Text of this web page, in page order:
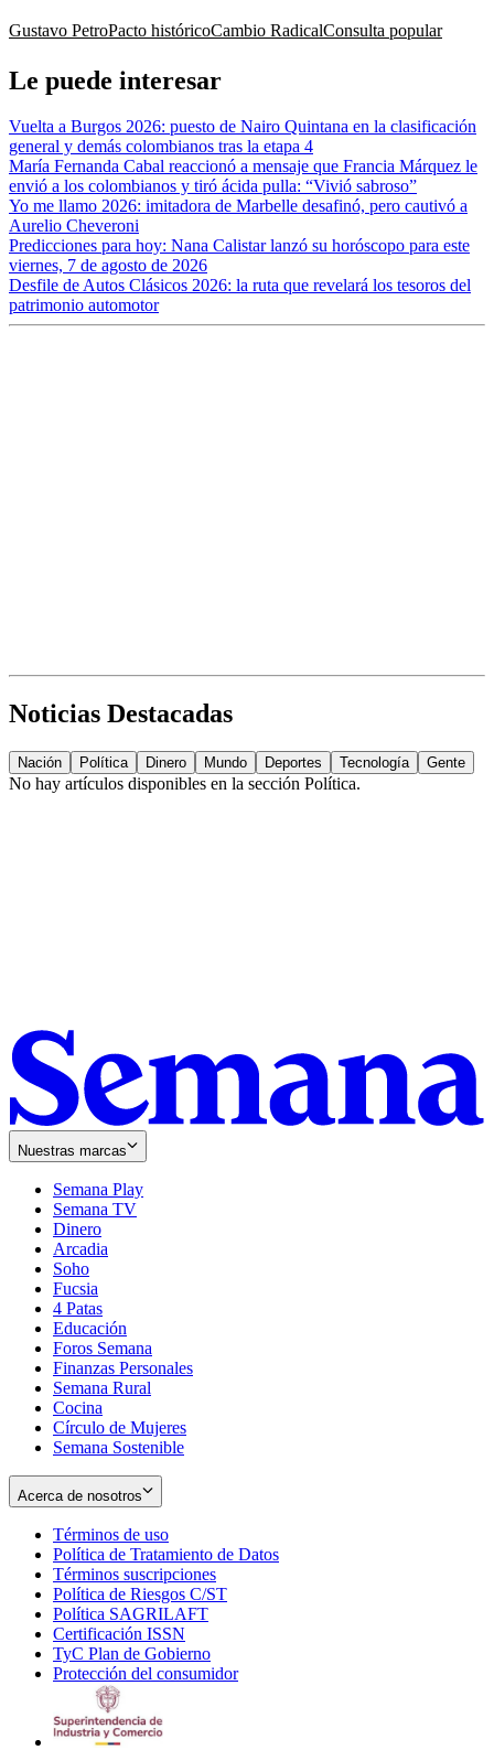
Gustavo PetroPacto históricoCambio RadicalConsulta popular
Le puede interesar
Vuelta a Burgos 2026: puesto de Nairo Quintana en la clasificación
general y demás colombianos tras la etapa 4
María Fernanda Cabal reaccionó a mensaje que Francia Márquez le
envió a los colombianos y tiró ácida pulla: “Vivió sabroso”
Yo me llamo 2026: imitadora de Marbelle desafinó, pero cautivó a
Aurelio Cheveroni
Predicciones para hoy: Nana Calistar lanzó su horóscopo para este
viernes, 7 de agosto de 2026
Desfile de Autos Clásicos 2026: la ruta que revelará los tesoros del
patrimonio automotor
Noticias Destacadas
Nación Política Dinero Mundo Deportes Tecnología Gente
No hay artículos disponibles en la sección Política.
Nuestras marcas
Semana Play
Semana TV
Dinero
Arcadia
Soho
in
new
window
Fucsia
in
new
window
4 Patas
Educación
Foros Semana
Finanzas Personales
Semana Rural
Cocina
Círculo de Mujeres
Semana Sostenible
Acerca de nosotros
Términos de uso
in
new
window
Política de Tratamiento de Datos
Términos suscripciones
in
Política de Riesgos C/ST
Política SAGRILAFT
new
window
Certificación ISSN
in
new
TyC Plan de Gobierno
in
Protección del consumidorOpens